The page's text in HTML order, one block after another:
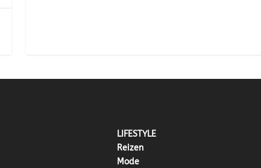
LIFESTYLE
Reizen
Mode